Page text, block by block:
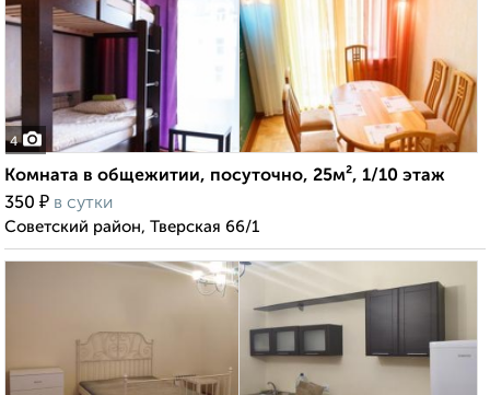
4
Комната в общежитии, посуточно, 25м², 1/10 этаж
350 ₽ в сутки
Советский район, Тверская 66/1